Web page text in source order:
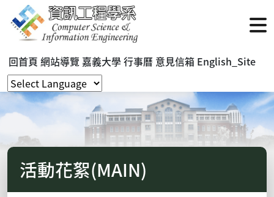
回首頁 網站導覽 嘉義大學行事曆 意見信箱 English_Site
活動花絮(MAIN)